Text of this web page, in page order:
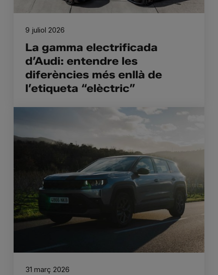
La gamma electrificada
d’Audi: entendre les
diferències més enllà de
l’etiqueta “elèctric”
9 juliol 2026
31 març 2026